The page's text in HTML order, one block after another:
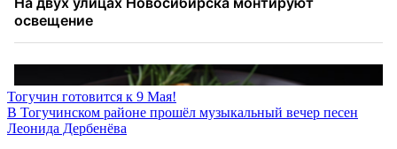
Навигация
по
Тогучин готовится к 9 Мая!
В Тогучинском районе прошёл музыкальный вечер песен
Леонида Дербенёва